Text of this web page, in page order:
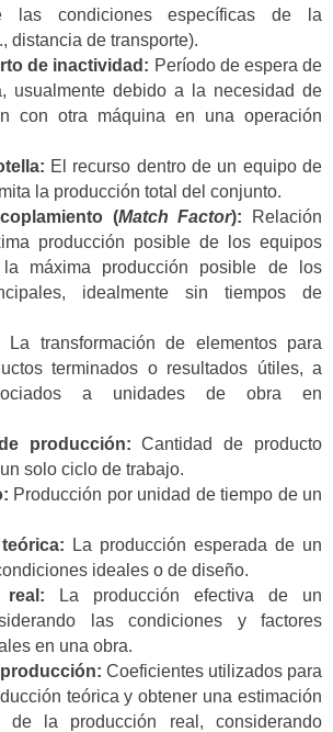
las condiciones específicas de la
distancia de transporte).
de inactividad: Período de espera de
usualmente debido a la necesidad de
con otra máquina en una operación
El recurso dentro de un equipo de
la producción total del conjunto.
(Match Factor): Relación
producción posible de los equipos
máxima producción posible de los
idealmente sin tiempos de
La transformación de elementos para
terminados o resultados útiles, a
a unidades de obra en
producción: Cantidad de producto
solo ciclo de trabajo.
Producción por unidad de tiempo de un
La producción esperada de un
ideales o de diseño.
real: La producción efectiva de un
las condiciones y factores
en una obra.
Coeficientes utilizados para
teórica y obtener una estimación
de la producción real, considerando